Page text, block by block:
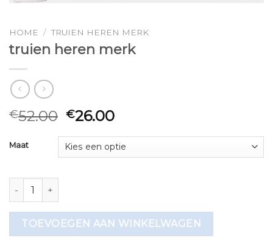
HOME / TRUIEN HEREN MERK
truien heren merk
€52.00 €26.00
Maat
truien heren merk aantal
TOEVOEGEN AAN WINKELWAGEN